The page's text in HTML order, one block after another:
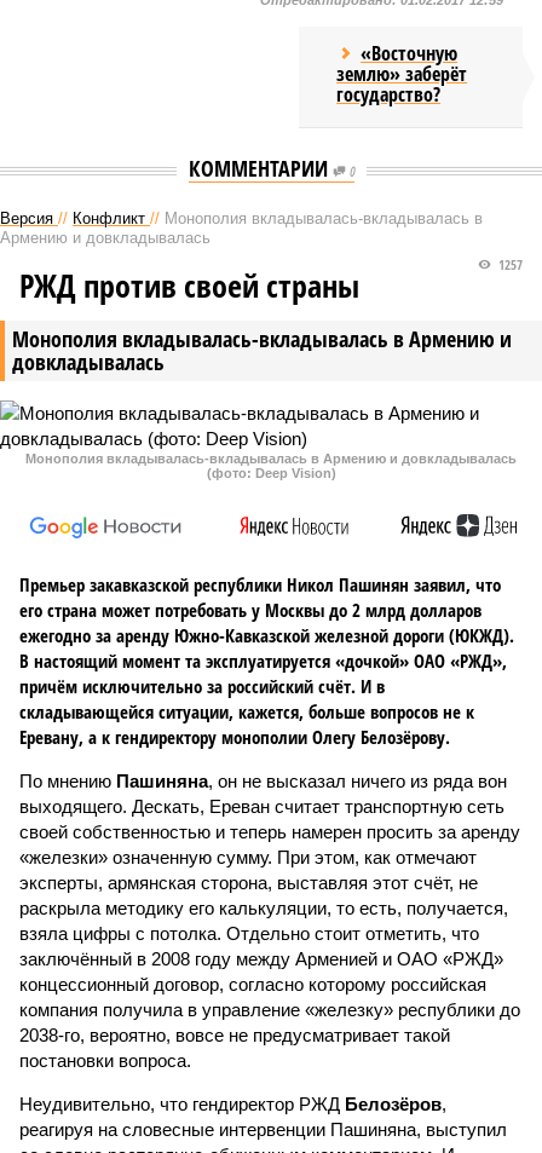
«Восточную
землю» заберёт
государство?
КОММЕНТАРИИ 0
Версия // Конфликт // Монополия вкладывалась-вкладывалась в
Армению и довкладывалась
Монополия вкладывалась-вкладывалась в Армению и
довкладывалась
1257
РЖД против своей страны
Монополия вкладывалась-вкладывалась в Армению и довкладывалась
(фото: Deep Vision)
Премьер закавказской республики Никол Пашинян заявил, что
его страна может потребовать у Москвы до 2 млрд долларов
ежегодно за аренду Южно-Кавказской железной дороги (ЮКЖД).
В настоящий момент та эксплуатируется «дочкой» ОАО «РЖД»,
причём исключительно за российский счёт. И в
складывающейся ситуации, кажется, больше вопросов не к
Еревану, а к гендиректору монополии Олегу Белозёрову.
По мнению Пашиняна, он не высказал ничего из ряда вон
выходящего. Дескать, Ереван считает транспортную сеть
своей собственностью и теперь намерен просить за аренду
«железки» означенную сумму. При этом, как отмечают
эксперты, армянская сторона, выставляя этот счёт, не
раскрыла методику его калькуляции, то есть, получается,
взяла цифры с потолка. Отдельно стоит отметить, что
заключённый в 2008 году между Арменией и ОАО «РЖД»
концессионный договор, согласно которому российская
компания получила в управление «железку» республики до
2038-го, вероятно, вовсе не предусматривает такой
постановки вопроса.
Неудивительно, что гендиректор РЖД Белозёров,
реагируя на словесные интервенции Пашиняна, выступил